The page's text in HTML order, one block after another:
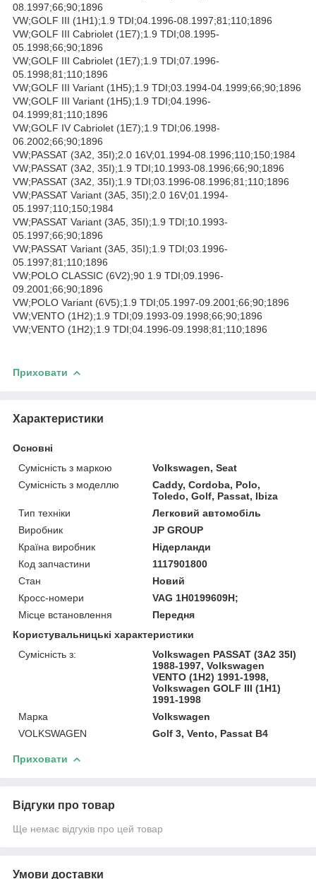
08.1997;66;90;1896
VW;GOLF III (1H1);1.9 TDI;04.1996-08.1997;81;110;1896
VW;GOLF III Cabriolet (1E7);1.9 TDI;08.1995-
05.1998;66;90;1896
VW;GOLF III Cabriolet (1E7);1.9 TDI;07.1996-
05.1998;81;110;1896
VW;GOLF III Variant (1H5);1.9 TDI;03.1994-04.1999;66;90;1896
VW;GOLF III Variant (1H5);1.9 TDI;04.1996-
04.1999;81;110;1896
VW;GOLF IV Cabriolet (1E7);1.9 TDI;06.1998-
06.2002;66;90;1896
VW;PASSAT (3A2, 35I);2.0 16V;01.1994-08.1996;110;150;1984
VW;PASSAT (3A2, 35I);1.9 TDI;10.1993-08.1996;66;90;1896
VW;PASSAT (3A2, 35I);1.9 TDI;03.1996-08.1996;81;110;1896
VW;PASSAT Variant (3A5, 35I);2.0 16V;01.1994-
05.1997;110;150;1984
VW;PASSAT Variant (3A5, 35I);1.9 TDI;10.1993-
05.1997;66;90;1896
VW;PASSAT Variant (3A5, 35I);1.9 TDI;03.1996-
05.1997;81;110;1896
VW;POLO CLASSIC (6V2);90 1.9 TDI;09.1996-
09.2001;66;90;1896
VW;POLO Variant (6V5);1.9 TDI;05.1997-09.2001;66;90;1896
VW;VENTO (1H2);1.9 TDI;09.1993-09.1998;66;90;1896
VW;VENTO (1H2);1.9 TDI;04.1996-09.1998;81;110;1896
Приховати
Характеристики
Основні
Сумісність з маркою
Volkswagen, Seat
Сумісність з моделлю
Caddy, Cordoba, Polo,
Toledo, Golf, Passat, Ibiza
Тип техніки
Легковий автомобіль
Виробник
JP GROUP
Країна виробник
Нідерланди
Код запчастини
1117901800
Стан
Новий
Кросс-номери
VAG 1H0199609H;
Місце встановлення
Передня
Користувальницькі характеристики
Сумісність з:
Volkswagen PASSAT (3A2 35I)
1988-1997, Volkswagen
VENTO (1H2) 1991-1998,
Volkswagen GOLF III (1H1)
1991-1998
Марка
Volkswagen
VOLKSWAGEN
Golf 3, Vento, Passat B4
Приховати
Відгуки про товар
Ще немає відгуків про цей товар
Умови доставки